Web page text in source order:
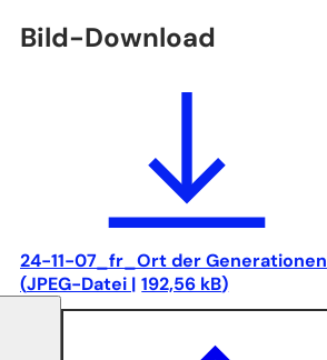
Bild-Download
24-11-07_fr_Ort der Generationen
JPEG-Datei 192,56 kB